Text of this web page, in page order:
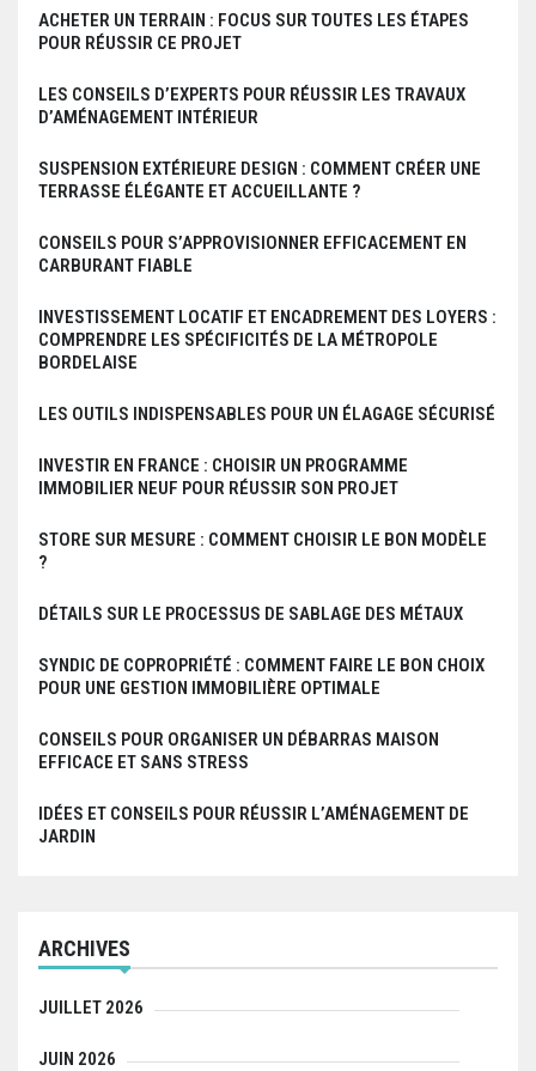
ACHETER UN TERRAIN : FOCUS SUR TOUTES LES ÉTAPES
POUR RÉUSSIR CE PROJET
LES CONSEILS D’EXPERTS POUR RÉUSSIR LES TRAVAUX
D’AMÉNAGEMENT INTÉRIEUR
SUSPENSION EXTÉRIEURE DESIGN : COMMENT CRÉER UNE
TERRASSE ÉLÉGANTE ET ACCUEILLANTE ?
CONSEILS POUR S’APPROVISIONNER EFFICACEMENT EN
CARBURANT FIABLE
INVESTISSEMENT LOCATIF ET ENCADREMENT DES LOYERS :
COMPRENDRE LES SPÉCIFICITÉS DE LA MÉTROPOLE
BORDELAISE
LES OUTILS INDISPENSABLES POUR UN ÉLAGAGE SÉCURISÉ
INVESTIR EN FRANCE : CHOISIR UN PROGRAMME
IMMOBILIER NEUF POUR RÉUSSIR SON PROJET
STORE SUR MESURE : COMMENT CHOISIR LE BON MODÈLE
?
DÉTAILS SUR LE PROCESSUS DE SABLAGE DES MÉTAUX
SYNDIC DE COPROPRIÉTÉ : COMMENT FAIRE LE BON CHOIX
POUR UNE GESTION IMMOBILIÈRE OPTIMALE
CONSEILS POUR ORGANISER UN DÉBARRAS MAISON
EFFICACE ET SANS STRESS
IDÉES ET CONSEILS POUR RÉUSSIR L’AMÉNAGEMENT DE
JARDIN
ARCHIVES
JUILLET 2026
JUIN 2026